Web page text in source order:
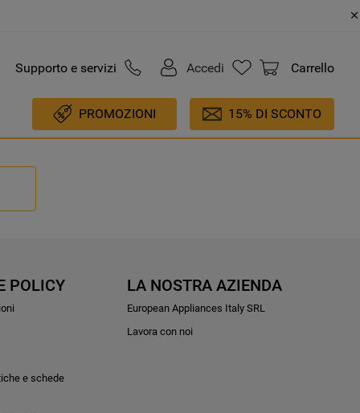
Supporto e servizi Accedi Carrello
PROMOZIONI 15% DI SCONTO
POLICY
e schede
LA NOSTRA AZIENDA
European Appliances Italy SRL
Lavora con noi